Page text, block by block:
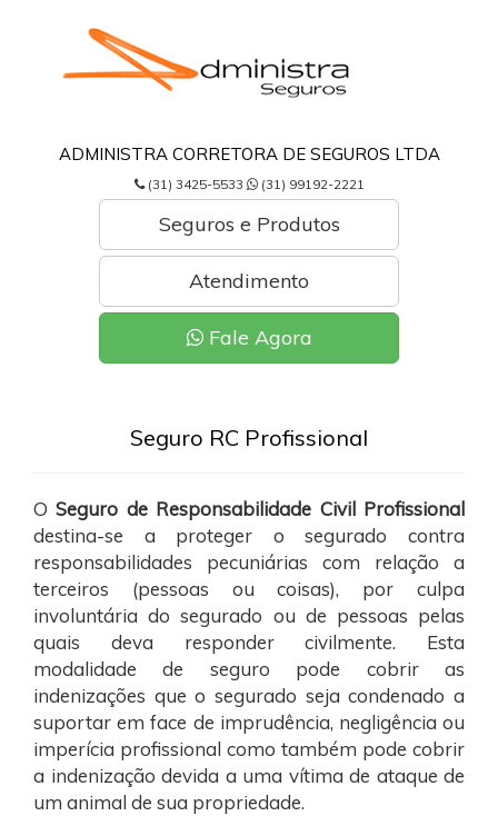
ADMINISTRA CORRETORA DE SEGUROS LTDA
(31) 3425-5533 (31) 99192-2221
Seguros e Produtos
Atendimento
Fale Agora
Seguro RC Profissional
OSeguro de Responsabilidade Civil Profissional
destina-se a proteger o segurado contra
responsabilidades pecuniárias com relação a
terceiros (pessoas ou coisas), por culpa
involuntária do segurado ou de pessoas pelas
quais deva responder civilmente. Esta
modalidade de seguro pode cobrir as
indenizações que o segurado seja condenado a
suportar em face de imprudência, negligência ou
imperícia profissional como também pode cobrir
a indenização devida a uma vítima de ataque de
um animal de sua propriedade.